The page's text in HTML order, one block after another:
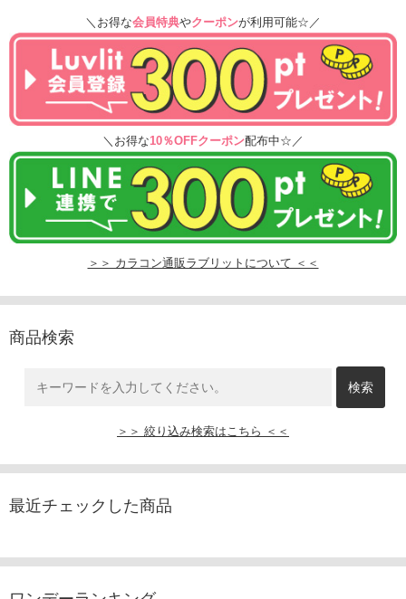
＼お得な会員特典やクーポンが利用可能☆／
＼お得な10％OFFクーポン配布中☆／
＞＞ カラコン通販ラブリットについて ＜＜
商品検索
＞＞ 絞り込み検索はこちら ＜＜
最近チェックした商品